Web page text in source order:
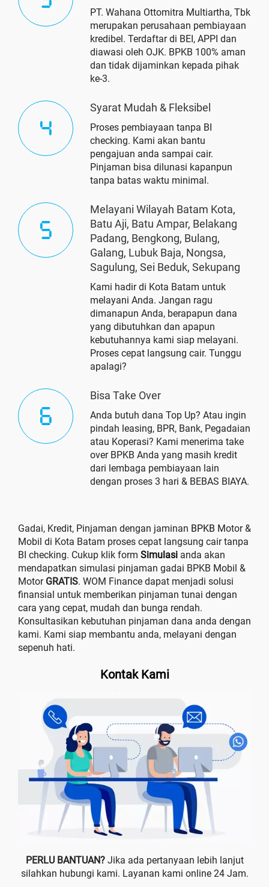
PT. Wahana Ottomitra Multiartha, Tbk
merupakan perusahaan pembiayaan
kredibel. Terdaftar di BEI, APPI dan
diawasi oleh OJK. BPKB 100% aman
dan tidak dijaminkan kepada pihak
ke-3.
Syarat Mudah & Fleksibel
Proses pembiayaan tanpa BI
checking. Kami akan bantu
pengajuan anda sampai cair.
Pinjaman bisa dilunasi kapanpun
tanpa batas waktu minimal.
Melayani Wilayah Batam Kota,
Batu Aji, Batu Ampar, Belakang
Padang, Bengkong, Bulang,
Galang, Lubuk Baja, Nongsa,
Sagulung, Sei Beduk, Sekupang
Kami hadir di Kota Batam untuk
melayani Anda. Jangan ragu
dimanapun Anda, berapapun dana
yang dibutuhkan dan apapun
kebutuhannya kami siap melayani.
Proses cepat langsung cair. Tunggu
apalagi?
Bisa Take Over
Anda butuh dana Top Up? Atau ingin
pindah leasing, BPR, Bank, Pegadaian
atau Koperasi? Kami menerima take
over BPKB Anda yang masih kredit
dari lembaga pembiayaan lain
dengan proses 3 hari & BEBAS BIAYA.
Gadai, Kredit, Pinjaman dengan jaminan BPKB Motor &
Mobil di Kota Batam proses cepat langsung cair tanpa
BI checking. Cukup klik form Simulasi anda akan
mendapatkan simulasi pinjaman gadai BPKB Mobil &
Motor GRATIS. WOM Finance dapat menjadi solusi
finansial untuk memberikan pinjaman tunai dengan
cara yang cepat, mudah dan bunga rendah.
Konsultasikan kebutuhan pinjaman dana anda dengan
kami. Kami siap membantu anda, melayani dengan
sepenuh hati.
Kontak Kami
PERLU BANTUAN?Jika ada pertanyaan lebih lanjut
silahkan hubungi kami. Layanan kami online 24 Jam.